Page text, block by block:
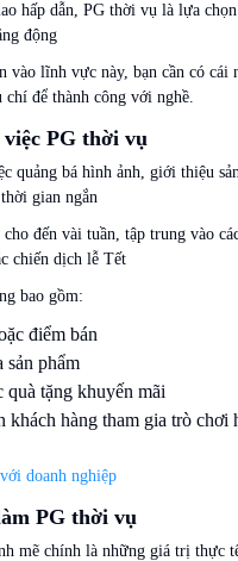
hấp dẫn, PG thời vụ là lựa
động
lĩnh vực này, bạn cần có cái
để thành công với nghề.
PG thời vụ
quảng bá hình ảnh, giới thiệu
gian ngắn
đến vài tuần, tập trung vào
chiến dịch lễ Tết
bao gồm:
điểm bán
sản phẩm
quà tặng khuyến mãi
khách hàng tham gia trò chơi
doanh nghiệp
PG thời vụ
mẽ chính là những giá trị thực